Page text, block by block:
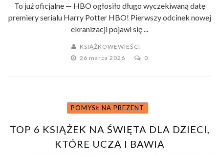
To już oficjalne — HBO ogłosiło długo wyczekiwaną datę
premiery serialu Harry Potter HBO! Pierwszy odcinek nowej
ekranizacji pojawi się ...
KSIĄŻKOWEWIEŚCI
26 marca 2026
0
POMYSŁ NA PREZENT
TOP 6 KSIĄŻEK NA ŚWIĘTA DLA DZIECI,
KTÓRE UCZĄ I BAWIĄ